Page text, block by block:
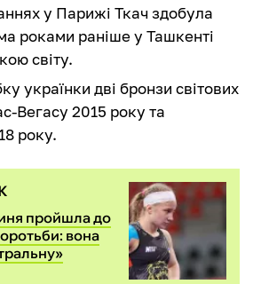
у Парижі Ткач здобула
роками раніше у Ташкенті
світу.
українки дві бронзи світових
Вегасу 2015 року та
року.
пройшла до
вона